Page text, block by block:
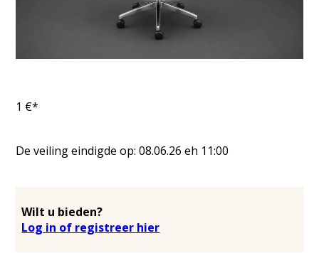
1 €*
De veiling eindigde op:08.06.26 eh 11:00
Wilt u bieden?
Log in of registreer hier